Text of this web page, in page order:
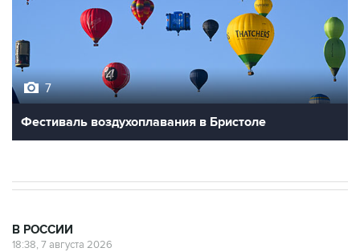
7
Фестиваль воздухоплавания в Бристоле
В РОССИИ
18:38, 7 августа 2026